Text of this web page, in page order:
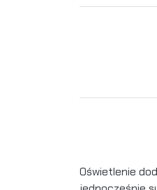
Oświetlenie